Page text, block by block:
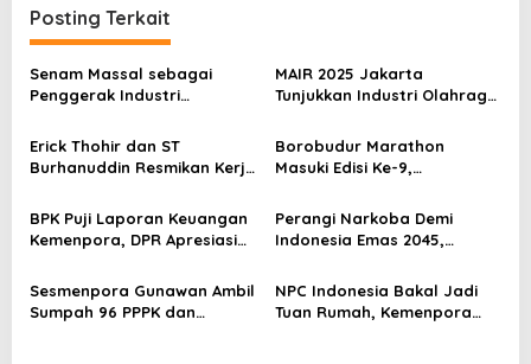
a
s
i
o
Posting Terkait
Senam Massal sebagai
Penggerak Industri
2025 untuk Ekonomi
Nasional
MAIR 2025 Jakarta
Tunjukkan Industri Olahraga
Erick Thohir dan ST
Burhanuddin Resmikan Kerja
Program Pemuda dan
Olahraga
Borobudur Marathon
Masuki Edisi Ke-9,
Kolaborasi
BPK Puji Laporan Keuangan
Kemenpora, DPR Apresiasi
Perangi Narkoba Demi
Indonesia Emas 2045,
Sesmenpora Gunawan Ambil
Sumpah 96 PPPK dan
NPC Indonesia Bakal Jadi
Tuan Rumah, Kemenpora